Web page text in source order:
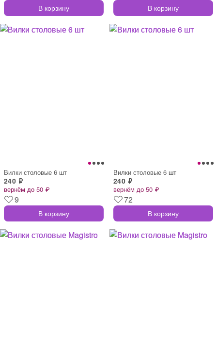
В корзину В корзину
Вилки столовые 6 шт
240 ₽
вернём до 50 ₽
9
В корзину
Вилки столовые 6 шт
240 ₽
вернём до 50 ₽
72
В корзину